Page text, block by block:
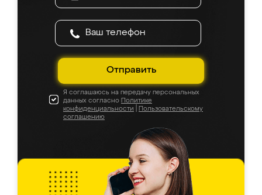
Отправить
Я соглашаюсь на передачу персональных
данных согласно Политике
конфиденциальности
Пользовательскому
соглашению